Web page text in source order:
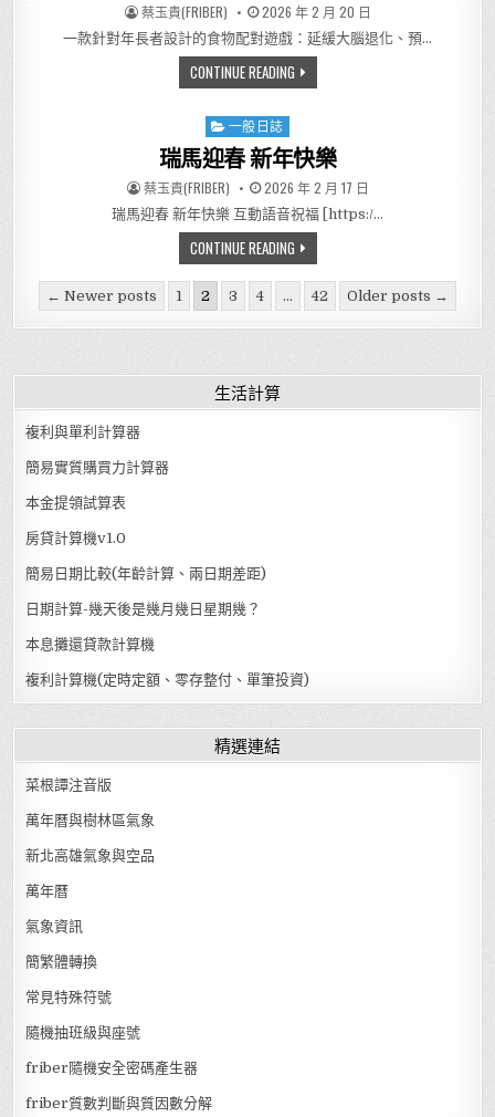
AUTHOR:
蔡玉貴(FRIBER) PUBLISHED DATE:
2026 年 2 月 20 日
一款針對年長者設計的食物配對遊戲：延緩大腦退化、預…
CONTINUE READING食物配對遊戲
Posted in
一般日誌
瑞馬迎春 新年快樂
AUTHOR:
蔡玉貴(FRIBER) PUBLISHED DATE:
2026 年 2 月 17 日
瑞馬迎春 新年快樂 互動語音祝福 [https:/…
CONTINUE READING瑞馬迎春 新年快樂
Posts pagination
← Newer posts 1 2 3 4 ... 42 Older posts →
生活計算
複利與單利計算器
簡易實質購買力計算器
本金提領試算表
房貸計算機v1.0
簡易日期比較(年齡計算、兩日期差距)
日期計算-幾天後是幾月幾日星期幾？
本息攤還貸款計算機
複利計算機(定時定額、零存整付、單筆投資)
精選連結
菜根譚注音版
萬年曆與樹林區氣象
新北高雄氣象與空品
萬年曆
氣象資訊
簡繁體轉換
常見特殊符號
隨機抽班級與座號
friber隨機安全密碼產生器
friber質數判斷與質因數分解